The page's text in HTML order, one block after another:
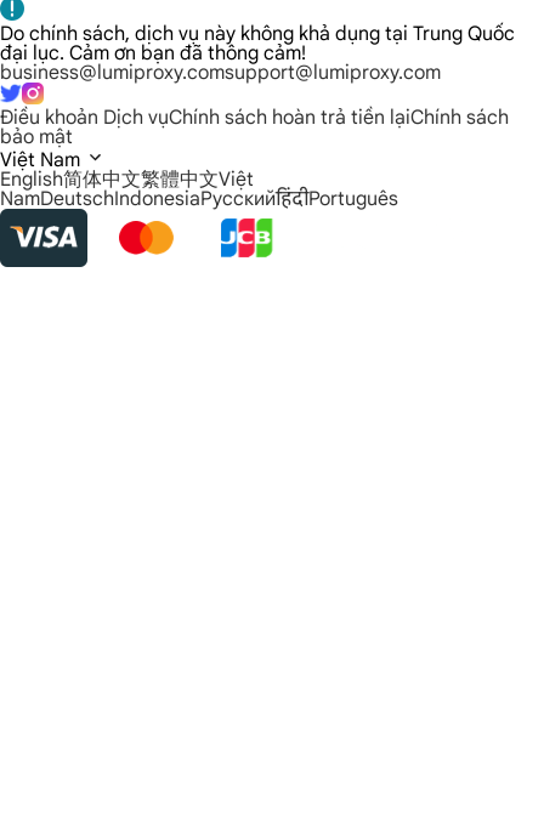
Do chính sách, dịch vụ này không khả dụng tại Trung Quốc
đại lục. Cảm ơn bạn đã thông cảm!
business@lumiproxy.comsupport@lumiproxy.com
Điều khoản Dịch vụChính sách hoàn trả tiền lạiChính sách
bảo mật
Việt Nam
English简体中文繁體中文Việt
NamDeutschIndonesiaРусскийहिंदीPortuguês